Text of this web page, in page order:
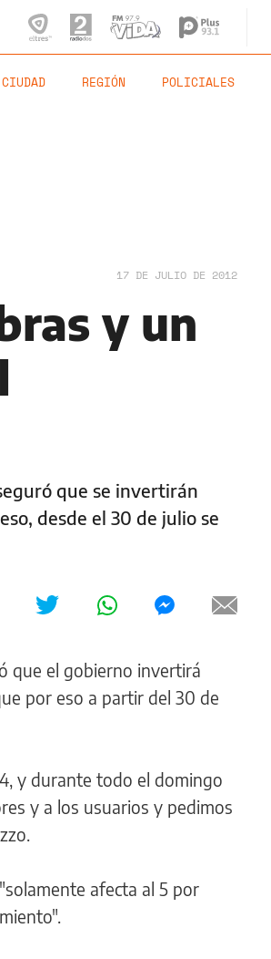
CIUDAD REGIÓN POLICIALES
17 DE JULIO DE 2012
y un
que se invertirán
desde el 30 de julio se
que el gobierno invertirá
por eso a partir del 30 de
y durante todo el domingo
y a los usuarios y pedimos
afecta al 5 por